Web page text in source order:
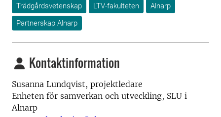
Trädgårdsvetenskap LTV-fakulteten
Alnarp
Partnerskap Alnarp
Kontaktinformation
Susanna Lundqvist, projektledare
Enheten för samverkan och utveckling, SLU i
Alnarp